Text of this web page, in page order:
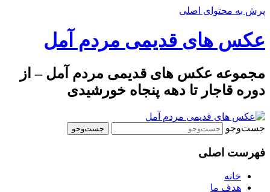
پرش به محتوای اصلی
عکس های قدیمی مردم آمل
مجموعه عکس های قدیمی مردم آمل – از
دوره قاجار تا دهه پنجاه خورشیدی
جست‌وجو
فهرست اصلی
خانه
هدف ما